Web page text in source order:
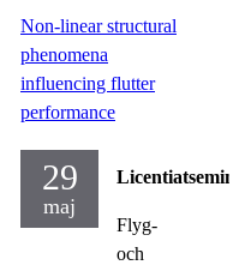
Non-linear structural
phenomena
influencing flutter
performance
29
maj
Flyg-
och